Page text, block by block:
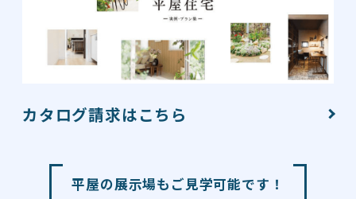
カタログ請求はこちら
平屋の展示場も ご見学可能です！